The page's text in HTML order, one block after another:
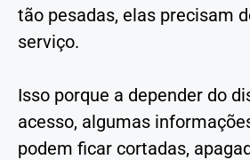
tão pesadas, elas precisam
serviço.
Isso porque a depender do
acesso, algumas
podem ficar cortadas,